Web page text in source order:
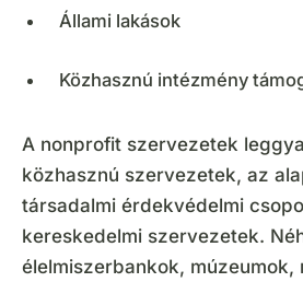
Állami lakások
Közhasznú intézmény
A nonprofit szervezetek
közhasznú szervezetek, az
társadalmi érdekvédelmi
kereskedelmi szervezetek.
élelmiszerbankok, múzeumok,